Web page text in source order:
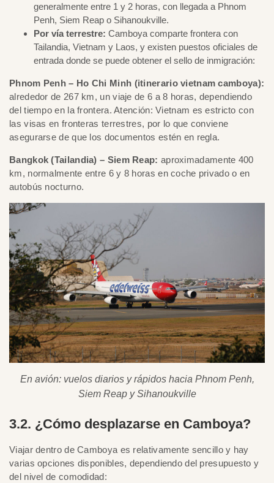
generalmente entre 1 y 2 horas, con llegada a Phnom
Penh, Siem Reap o Sihanoukville.
Por vía terrestre: Camboya comparte frontera con
Tailandia, Vietnam y Laos, y existen puestos oficiales de
entrada donde se puede obtener el sello de inmigración:
Phnom Penh – Ho Chi Minh (itinerario vietnam camboya):
alrededor de 267 km, un viaje de 6 a 8 horas, dependiendo
del tiempo en la frontera. Atención: Vietnam es estricto con
las visas en fronteras terrestres, por lo que conviene
asegurarse de que los documentos estén en regla.
Bangkok (Tailandia) – Siem Reap: aproximadamente 400
km, normalmente entre 6 y 8 horas en coche privado o en
autobús nocturno.
En avión: vuelos diarios y rápidos hacia Phnom Penh,
Siem Reap y Sihanoukville
3.2. ¿Cómo desplazarse en Camboya?
Viajar dentro de Camboya es relativamente sencillo y hay
varias opciones disponibles, dependiendo del presupuesto y
del nivel de comodidad: